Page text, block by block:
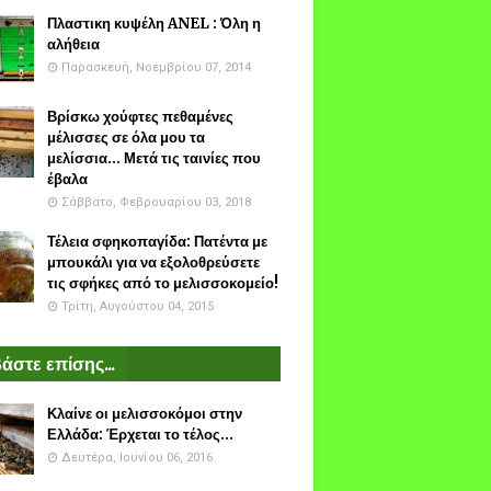
Πλαστικη κυψέλη ANEL : Όλη η
αλήθεια
Παρασκευή, Νοεμβρίου 07, 2014
Βρίσκω χούφτες πεθαμένες
μέλισσες σε όλα μου τα
μελίσσια... Μετά τις ταινίες που
έβαλα
Σάββατο, Φεβρουαρίου 03, 2018
Τέλεια σφηκοπαγίδα: Πατέντα με
μπουκάλι για να εξολοθρεύσετε
τις σφήκες από το μελισσοκομείο!
Τρίτη, Αυγούστου 04, 2015
επίσης...
Κλαίνε οι μελισσοκόμοι στην
Ελλάδα: Έρχεται το τέλος...
Δευτέρα, Ιουνίου 06, 2016